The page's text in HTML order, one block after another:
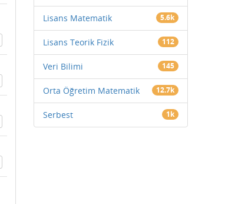
Lisans Matematik 5.6k
Lisans Teorik Fizik 112
Veri Bilimi 145
Orta Öğretim Matematik 12.7k
Serbest 1k